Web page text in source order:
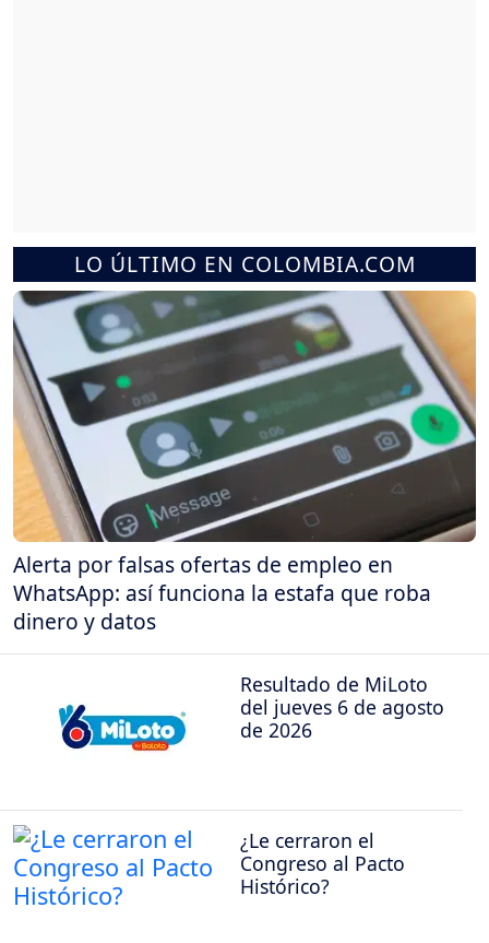
LO ÚLTIMO EN COLOMBIA.COM
Alerta por falsas ofertas de empleo en
WhatsApp: así funciona la estafa que roba
dinero y datos
Resultado de MiLoto
del jueves 6 de agosto
de 2026
¿Le cerraron el
Congreso al Pacto
Histórico?